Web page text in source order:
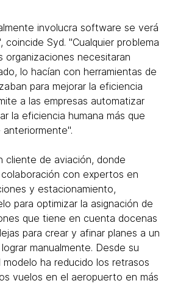
involucra software se verá
coincide Syd. "Cualquier problema
organizaciones necesitaran
lo hacían con herramientas de
para mejorar la eficiencia
a las empresas automatizar
la eficiencia humana más que
cliente de aviación, donde
con expertos en
y estacionamiento,
para optimizar la asignación de
que tiene en cuenta docenas
para crear y afinar planes a un
manualmente. Desde su
modelo ha reducido los retrasos
vuelos en el aeropuerto en más